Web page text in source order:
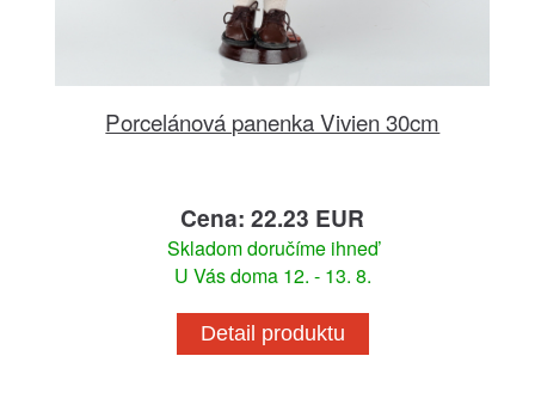
Porcelánová panenka Vivien 30cm
Cena: 22.23 EUR
Skladom doručíme ihneď
U Vás doma 12. - 13. 8.
Detail produktu